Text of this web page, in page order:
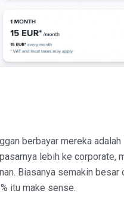
berbayar mereka adalah
lebih ke corporate,
Biasanya semakin besar
itu make sense.